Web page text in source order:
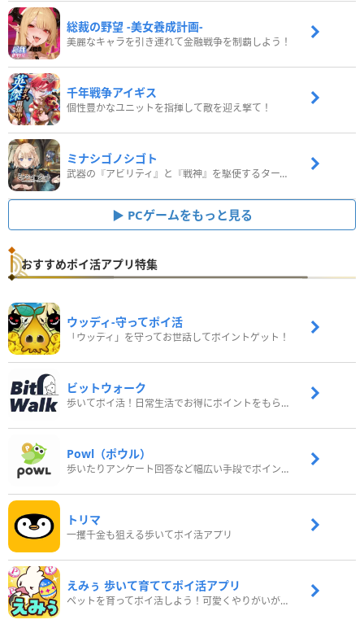
総裁の野望 -美女養成計画-
美麗なキャラを引き連れて金融戦争を制覇しよう！
千年戦争アイギス
個性豊かなユニットを指揮して敵を迎え撃て！
ミナシゴノシゴト
武器の『アビリティ』と『戦神』を駆使するターン制コマンドバトルRPG！
PCゲームをもっと見る
おすすめポイ活アプリ特集
ウッディ‐守ってポイ活
「ウッディ」を守ってお世話してポイントゲット！
ビットウォーク
歩いてポイ活！日常生活でお得にポイントをもらおう
Powl（ポウル）
歩いたりアンケート回答など幅広い手段でポイントをゲット
トリマ
一攫千金も狙える歩いてポイ活アプリ
えみぅ 歩いて育ててポイ活アプリ
ペットを育ってポイ活しよう！可愛くやりがいがある新感覚アプリ